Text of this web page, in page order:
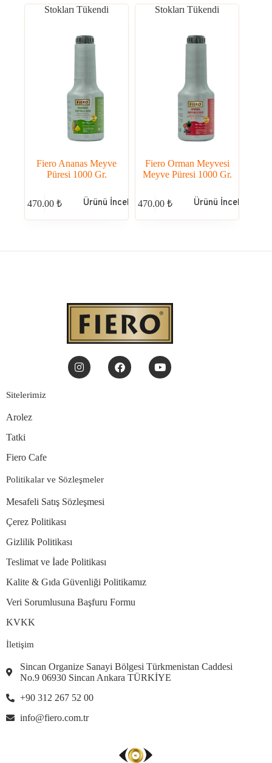
Stokları Tükendi
Fiero Ananas Meyve
Püresi 1000 Gr.
470.00₺ Ürünü İncele
Stokları Tükendi
Fiero Orman Meyvesi
Meyve Püresi 1000 Gr.
470.00₺ Ürünü İncele
Sitelerimiz
Arolez
Tatki
Fiero Cafe
Politikalar ve Sözleşmeler
Mesafeli Satış Sözleşmesi
Çerez Politikası
Gizlilik Politikası
Teslimat ve İade Politikası
Kalite & Gıda Güvenliği Politikamız
Veri Sorumlusuna Başfuru Formu
KVKK
İletişim
Sincan Organize Sanayi Bölgesi Türkmenistan Caddesi
No.9 06930 Sincan Ankara TÜRKİYE
+90 312 267 52 00
info@fiero.com.tr